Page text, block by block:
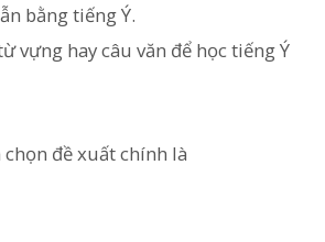
bằng tiếng Ý.
vựng hay câu văn để học tiếng Ý
đề xuất chính là